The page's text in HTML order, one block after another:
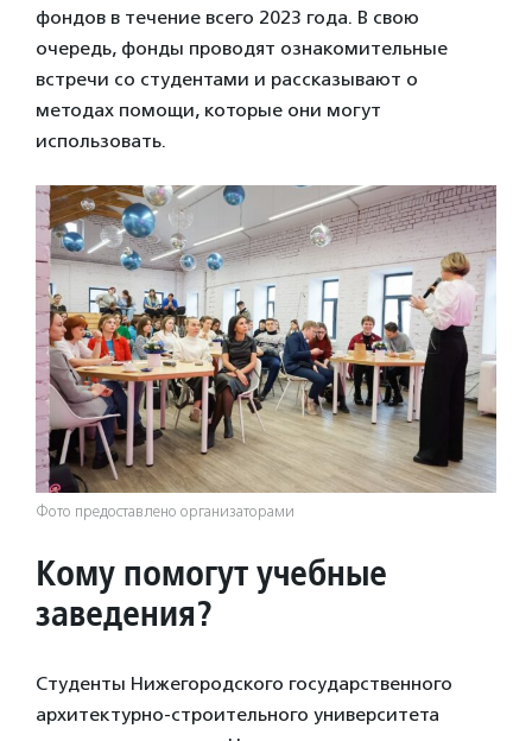
фондов в течение всего 2023 года. В свою
очередь, фонды проводят ознакомительные
встречи со студентами и рассказывают о
методах помощи, которые они могут
использовать.
Фото предоставлено организаторами
Кому помогут учебные
заведения?
Студенты Нижегородского государственного
архитектурно-строительного университета